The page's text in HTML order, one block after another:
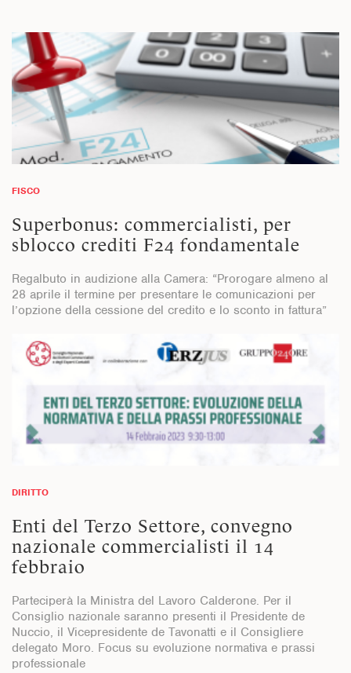
FISCO
Superbonus: commercialisti, per
sblocco crediti F24 fondamentale
Regalbuto in audizione alla Camera: “Prorogare almeno al
28 aprile il termine per presentare le comunicazioni per
l’opzione della cessione del credito e lo sconto in fattura”
DIRITTO
Enti del Terzo Settore, convegno
nazionale commercialisti il 14
febbraio
Parteciperà la Ministra del Lavoro Calderone. Per il
Consiglio nazionale saranno presenti il Presidente de
Nuccio, il Vicepresidente de Tavonatti e il Consigliere
delegato Moro. Focus su evoluzione normativa e prassi
professionale